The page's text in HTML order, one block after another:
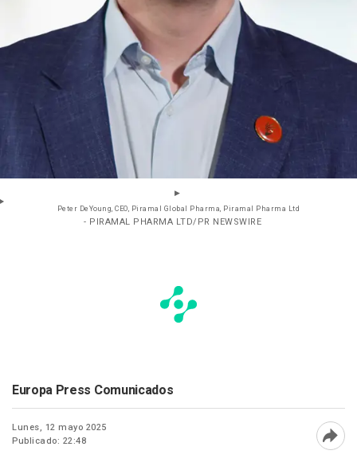
Peter DeYoung, CEO, Piramal Global Pharma, Piramal Pharma Ltd
- PIRAMAL PHARMA LTD/PR NEWSWIRE
Europa Press Comunicados
Lunes, 12 mayo 2025
Publicado: 22:48